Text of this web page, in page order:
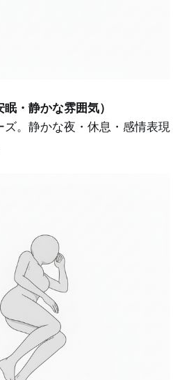
・静かな雰囲気）
。静かな夜・休息・感情表現